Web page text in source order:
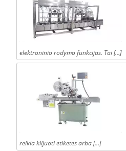
elektroninio rodymo funkcijas. Tai […]
reikia klijuoti etiketes arba […]